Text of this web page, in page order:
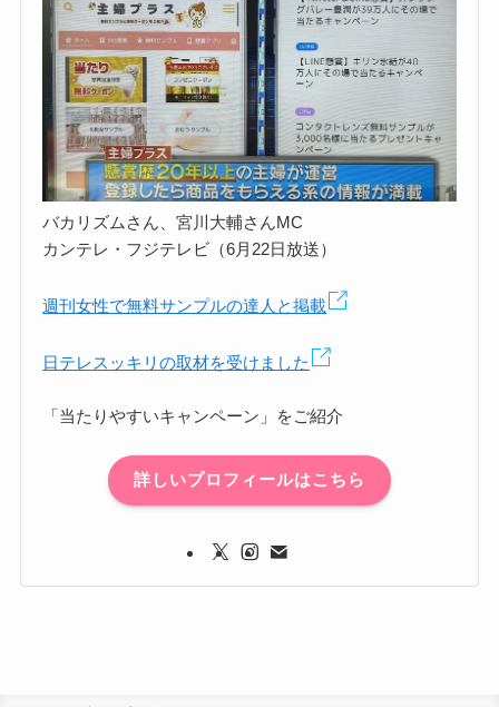
バカリズムさん、宮川大輔さんMC
カンテレ・フジテレビ（6月22日放送）
週刊女性で無料サンプルの達人と掲載
日テレスッキリの取材を受けました
「当たりやすいキャンペーン」をご紹介
詳しいプロフィールはこちら